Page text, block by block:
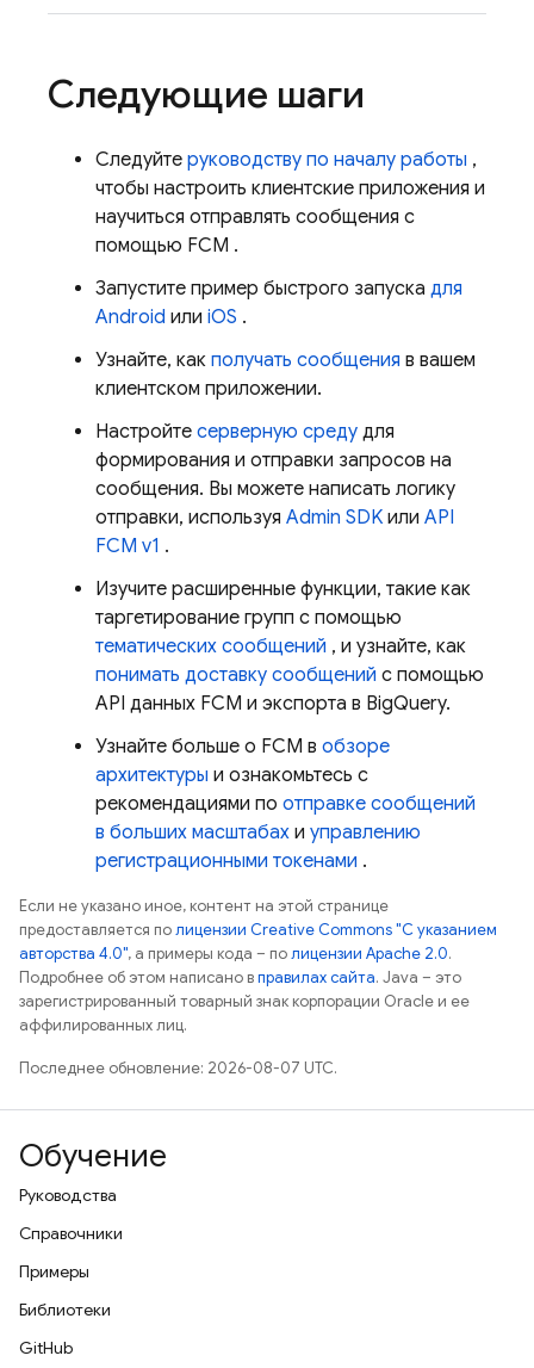
Следующие шаги
Следуйте руководству по началу работы ,
чтобы настроить клиентские приложения и
научиться отправлять сообщения с
помощью FCM .
Запустите пример быстрого запуска для
Android или iOS .
Узнайте, как получать сообщения в вашем
клиентском приложении.
Настройте серверную среду для
формирования и отправки запросов на
сообщения. Вы можете написать логику
отправки, используя Admin SDK или API
FCM v1 .
Изучите расширенные функции, такие как
таргетирование групп с помощью
тематических сообщений , и узнайте, как
понимать доставку сообщений с помощью
API данных FCM и экспорта в BigQuery.
Узнайте больше о FCM в обзоре
архитектуры и ознакомьтесь с
рекомендациями по отправке сообщений
в больших масштабах и управлению
регистрационными токенами .
Если не указано иное, контент на этой странице
предоставляется полицензии Creative Commons "С указанием
авторства 4.0", а примеры кода – полицензии Apache 2.0.
Подробнее об этом написано вправилах сайта. Java – это
зарегистрированный товарный знак корпорации Oracle и ее
аффилированных лиц.
Последнее обновление: 2026-08-07 UTC.
Обучение
Руководства
Справочники
Примеры
Библиотеки
GitHub